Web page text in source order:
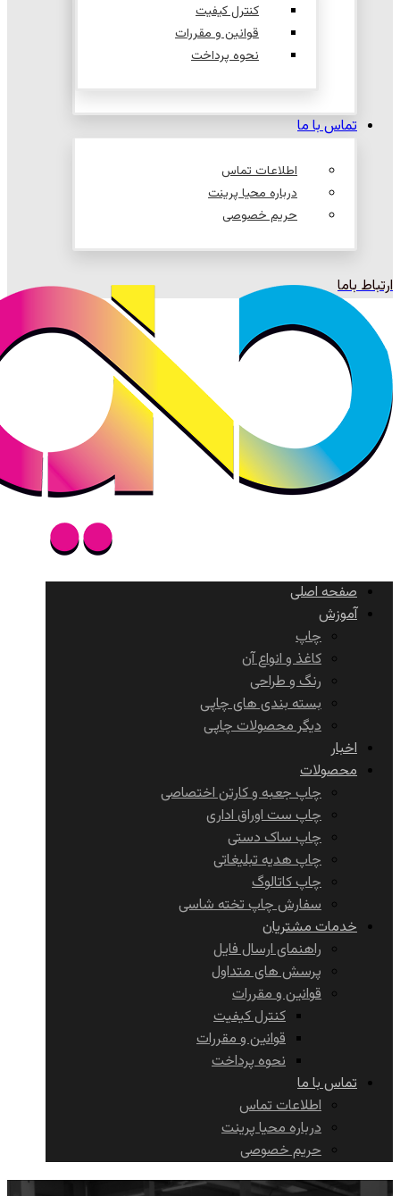
کنترل کیفیت
قوانین و مقررات
نحوه پرداخت
تماس با ما
اطلاعات تماس
درباره محیا پرینت
حریم خصوصی
ارتباط باما
صفحه اصلی
آموزش
چاپ
کاغذ و انواع آن
رنگ و طراحی
بسته بندی های چاپی
دیگر محصولات چاپی
اخبار
محصولات
چاپ جعبه و کارتن اختصاصی
چاپ ست اوراق اداری
چاپ ساک دستی
چاپ هدیه تبلیغاتی
چاپ کاتالوگ
سفارش چاپ تخته شاسی
خدمات مشتریان
راهنمای ارسال فایل
پرسش های متداول
قوانین و مقررات
کنترل کیفیت
قوانین و مقررات
نحوه پرداخت
تماس با ما
اطلاعات تماس
درباره محیا پرینت
حریم خصوصی